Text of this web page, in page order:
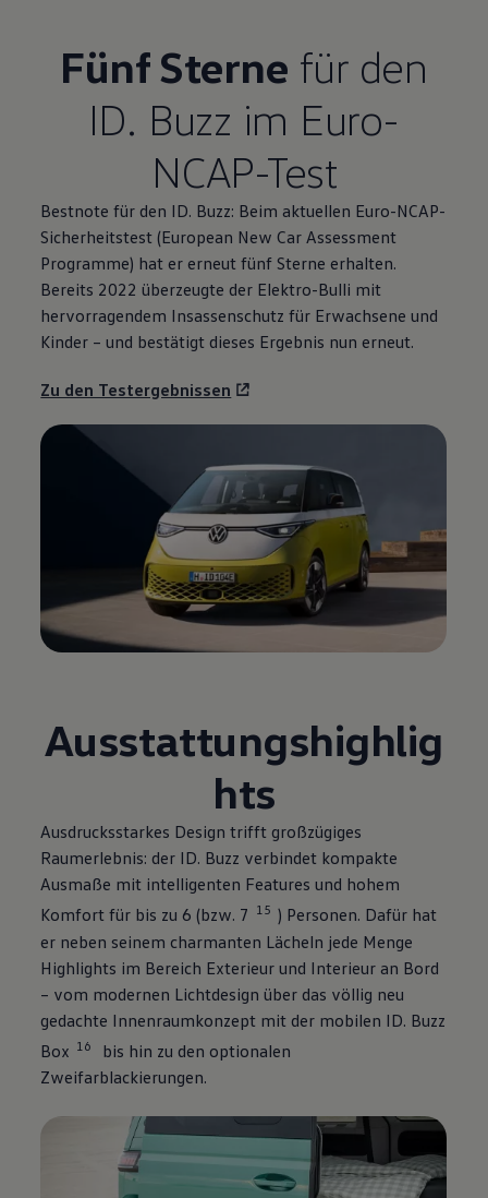
Fünf Sterne für den
ID. Buzz im Euro-
NCAP-Test
Bestnote für den ID. Buzz: Beim aktuellen Euro-NCAP-
Sicherheitstest (European New Car Assessment
Programme) hat er erneut fünf Sterne erhalten.
Bereits 2022 überzeugte der Elektro-Bulli mit
hervorragendem Insassenschutz für Erwachsene und
Kinder – und bestätigt dieses Ergebnis nun erneut.
Zu den Testergebnissen
Ausstattungshighlig
hts
Ausdrucksstarkes Design trifft großzügiges
Raumerlebnis: der ID. Buzz verbindet kompakte
Ausmaße mit intelligenten Features und hohem
Komfort für bis zu 6 (bzw. 7 15 ) Personen. Dafür hat
er neben seinem charmanten Lächeln jede Menge
Highlights im Bereich Exterieur und Interieur an Bord
– vom modernen Lichtdesign über das völlig neu
gedachte Innenraumkonzept mit der mobilen ID. Buzz
Box 16
bis hin zu den optionalen
Zweifarblackierungen.